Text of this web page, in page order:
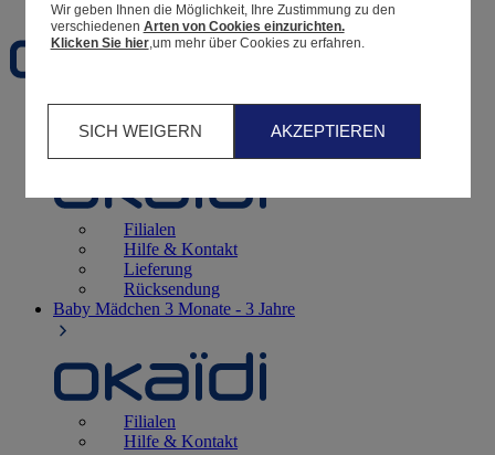
Filialen
Hilfe & Kontakt
Lieferung
Rücksendung
Baby Mädchen 3 Monate - 3 Jahre
Filialen
Hilfe & Kontakt
Wir geben Ihnen die Möglichkeit, Ihre Zustimmung zu den
verschiedenen Arten von Cookies einzurichten.
Klicken Sie hier,um mehr über Cookies zu erfahren.
SICH WEIGERN AKZEPTIEREN